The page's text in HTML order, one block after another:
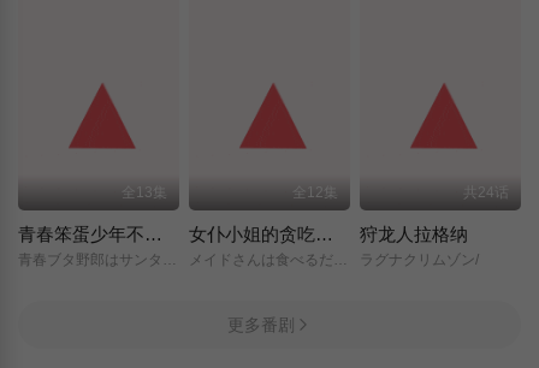
全13集
青春笨蛋少年不做圣诞服女郎的梦
全12集
女仆小姐的贪吃日常
メイドさんは食べるだけ/
共24话
狩龙人拉格纳
ラグナクリムゾン/
更多番剧